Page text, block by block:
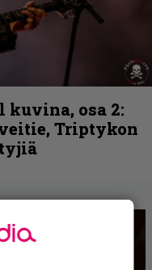
osa 2:
Triptykon